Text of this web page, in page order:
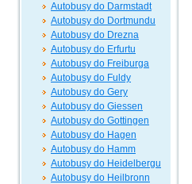
Autobusy do Darmstadt
Autobusy do Dortmundu
Autobusy do Drezna
Autobusy do Erfurtu
Autobusy do Freiburga
Autobusy do Fuldy
Autobusy do Gery
Autobusy do Giessen
Autobusy do Gottingen
Autobusy do Hagen
Autobusy do Hamm
Autobusy do Heidelbergu
Autobusy do Heilbronn